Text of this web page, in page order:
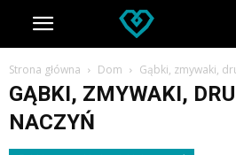
Strona główna Dom Gąbki, zmywaki,
GĄBKI, ZMYWAKI,
NACZYŃ